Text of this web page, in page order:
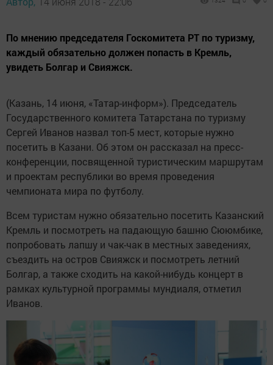
По мнению председателя Госкомитета РТ по туризму,
каждый обязательно должен попасть в Кремль,
увидеть Болгар и Свияжск.
(Казань, 14 июня, «Татар-информ»). Председатель
Государственного комитета Татарстана по туризму
Сергей Иванов назвал топ-5 мест, которые нужно
посетить в Казани. Об этом он рассказал на пресс-
конференции, посвященной туристическим маршрутам
и проектам республики во время проведения
чемпионата мира по футболу.
Всем туристам нужно обязательно посетить Казанский
Кремль и посмотреть на падающую башню Сююмбике,
попробовать лапшу и чак-чак в местных заведениях,
съездить на остров Свияжск и посмотреть летний
Болгар, а также сходить на какой-нибудь концерт в
рамках культурной программы мундиаля, отметил
Иванов.